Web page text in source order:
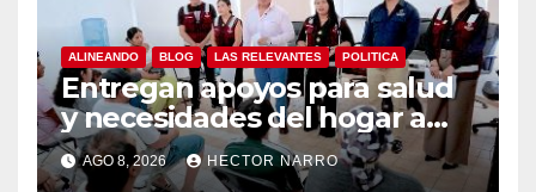
ALINEANDO BLOG LAS RELEVANTES POLITICA
Entregan apoyos para salud
y necesidades del hogar a
familias de Cabo San Lucas
AGO 8, 2026 HECTOR NARRO